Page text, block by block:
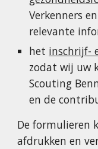
Verkenners en
relevante
het inschrijf-
zodat wij uw
Scouting
en de
De formulieren
afdrukken en